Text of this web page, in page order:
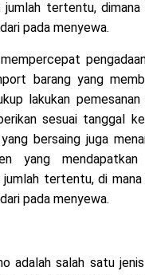
jumlah tertentu,
pada menyewa.
barang yang
lakukan
sesuai tanggal
bersaing juga
yang
jumlah tertentu, di
pada menyewa.
adalah salah satu